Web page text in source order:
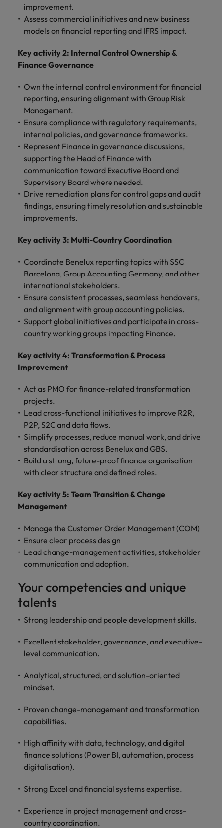
improvement.
Assess commercial initiatives and new business
models on financial reporting and IFRS impact.
Key activity 2: Internal Control Ownership &
Finance Governance
Own the internal control environment for financial
reporting, ensuring alignment with Group Risk
Management.
Ensure compliance with regulatory requirements,
internal policies, and governance frameworks.
Represent Finance in governance discussions,
supporting the Head of Finance with
communication toward Executive Board and
Supervisory Board where needed.
Drive remediation plans for control gaps and audit
findings, ensuring timely resolution and sustainable
improvements.
Key activity 3: Multi-Country Coordination
Coordinate Benelux reporting topics with SSC
Barcelona, Group Accounting Germany, and other
international stakeholders.
Ensure consistent processes, seamless handovers,
and alignment with group accounting policies.
Support global initiatives and participate in cross-
country working groups impacting Finance.
Key activity 4: Transformation & Process
Improvement
Act as PMO for finance-related transformation
projects.
Lead cross-functional initiatives to improve R2R,
P2P, S2C and data flows.
Simplify processes, reduce manual work, and drive
standardisation across Benelux and GBS.
Build a strong, future-proof finance organisation
with clear structure and defined roles.
Key activity 5: Team Transition & Change
Management
Manage the Customer Order Management (COM)
Ensure clear process design
Lead change-management activities, stakeholder
communication and adoption.
Your competencies and unique
talents
Strong leadership and people development skills.
Excellent stakeholder, governance, and executive-
level communication.
Analytical, structured, and solution-oriented
mindset.
Proven change-management and transformation
capabilities.
High affinity with data, technology, and digital
finance solutions (Power BI, automation, process
digitalisation).
Strong Excel and financial systems expertise.
Experience in project management and cross-
country coordination.